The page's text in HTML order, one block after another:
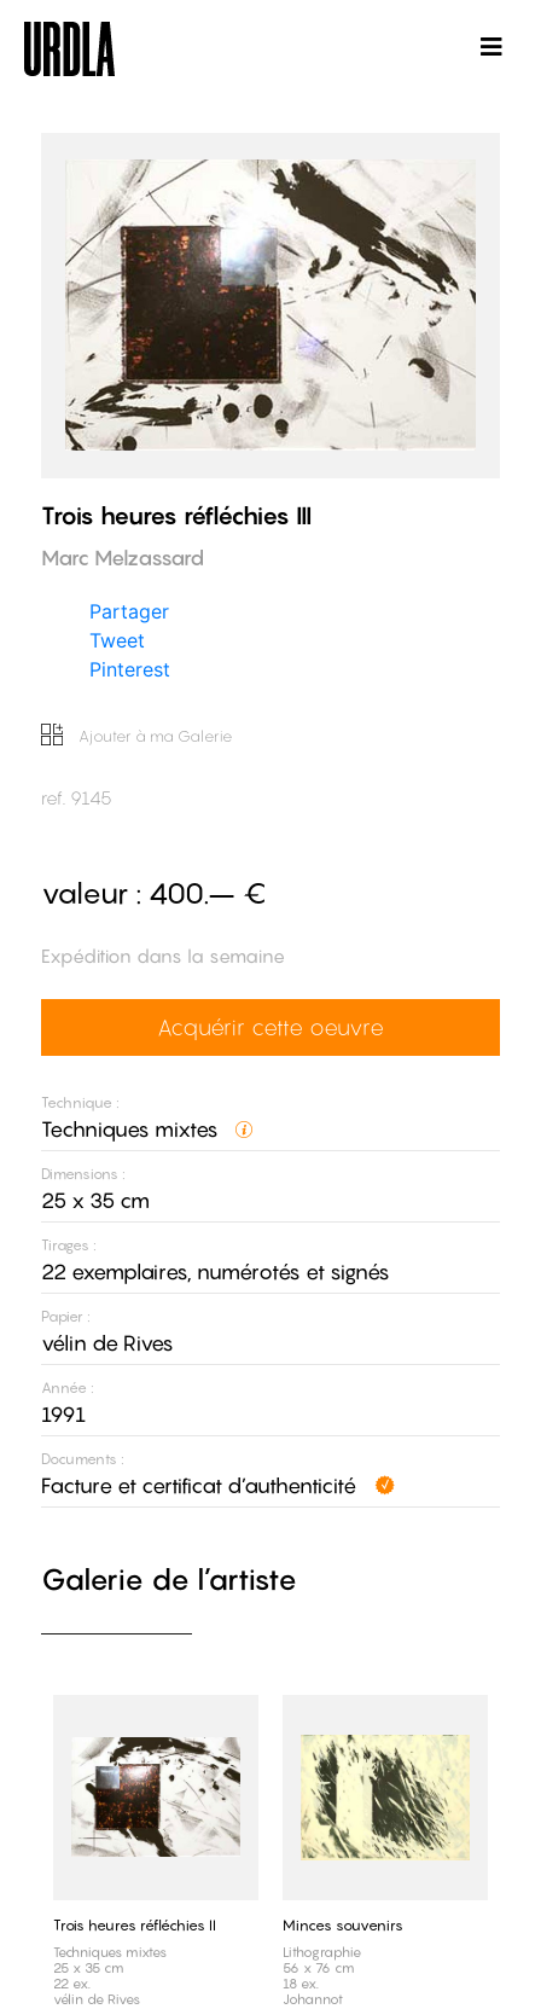
Trois heures réfléchies III
Marc Melzassard
Partager
Tweet
Pinterest
Ajouter à ma Galerie
ref. 9145
Technique :
Techniques mixtes
Dimensions :
25 x 35 cm
Tirages :
22 exemplaires, numérotés et signés
Papier :
vélin de Rives
Année :
1991
Documents :
Facture et certificat d’authenticité
valeur : 400.– €
Expédition dans la semaine
Acquérir cette oeuvre
Galerie de l’artiste
Trois heures réfléchies II
Techniques mixtes
25 x 35 cm
22 ex.
vélin de Rives
Minces souvenirs
Lithographie
56 x 76 cm
18 ex.
Johannot